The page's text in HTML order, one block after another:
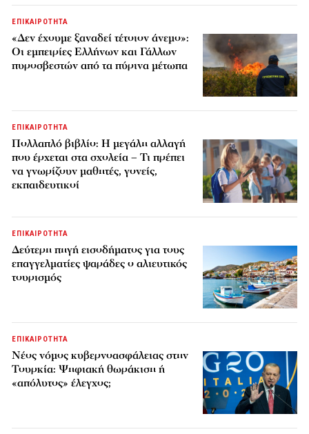
ΕΠΙΚΑΙΡΟΤΗΤΑ
«Δεν έχουμε ξαναδεί τέτοιον άνεμο»:
Οι εμπειρίες Ελλήνων και Γάλλων
πυροσβεστών από τα πύρινα μέτωπα
ΕΠΙΚΑΙΡΟΤΗΤΑ
Πολλαπλό βιβλίο: Η μεγάλη αλλαγή
που έρχεται στα σχολεία – Τι πρέπει
να γνωρίζουν μαθητές, γονείς,
εκπαιδευτικοί
ΕΠΙΚΑΙΡΟΤΗΤΑ
Δεύτερη πηγή εισοδήματος για τους
επαγγελματίες ψαράδες ο αλιευτικός
τουρισμός
ΕΠΙΚΑΙΡΟΤΗΤΑ
Νέος νόμος κυβερνοασφάλειας στην
Τουρκία: Ψηφιακή θωράκιση ή
«απόλυτος» έλεγχος;